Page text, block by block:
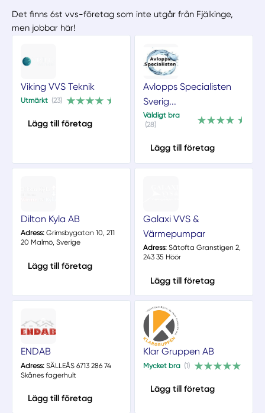
Det finns 6st vvs-företag som inte utgår från Fjälkinge,
men jobbar här!
Viking VVS Teknik
Utmärkt (23)
Lägg till företag
Avlopps Specialisten
Sverig...
Väldigt bra
(28)
Lägg till företag
Dilton Kyla AB
Adress:Grimsbygatan 10, 211
20 Malmö, Sverige
Lägg till företag
Galaxi VVS &
Värmepumpar
Adress:Sätofta Granstigen 2,
243 35 Höör
Lägg till företag
ENDAB
Adress:SÄLLEÅS 6713 286 74
Skånes fagerhult
Lägg till företag
Klar Gruppen AB
Mycket bra (1)
Lägg till företag